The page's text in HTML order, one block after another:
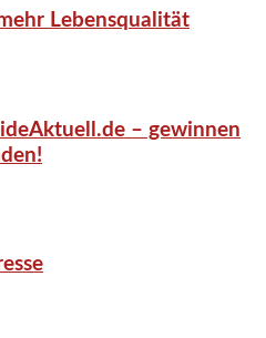
Lebensqualität
– gewinnen